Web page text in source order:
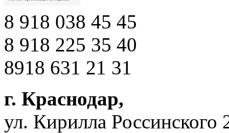
8 918 038 45 45
8 918 225 35 40
8918 631 21 31
г. Краснодар,
ул. Кирилла Россинского